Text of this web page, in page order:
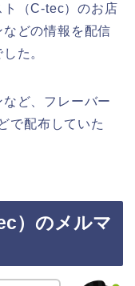
ト（C-tec）のお店
どの情報を配信
た。
ど、フレーバー
で配布していた
）のメルマ